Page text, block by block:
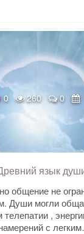
0 260 0
язык
общение не
Души могли
телепатии ,
с